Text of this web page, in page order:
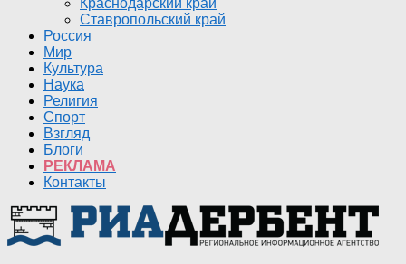
Краснодарский край
Ставропольский край
Россия
Мир
Культура
Наука
Религия
Спорт
Взгляд
Блоги
РЕКЛАМА
Контакты